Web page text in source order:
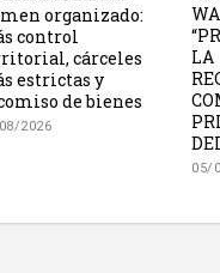
organizado:
control
cárceles
estrictas y
de bienes
2026
LA
05/